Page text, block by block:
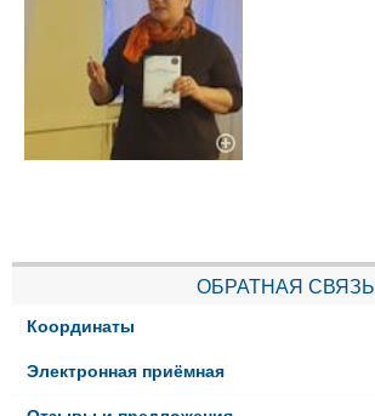
ОБРАТНАЯ СВЯЗЬ
Координаты
Электронная приёмная